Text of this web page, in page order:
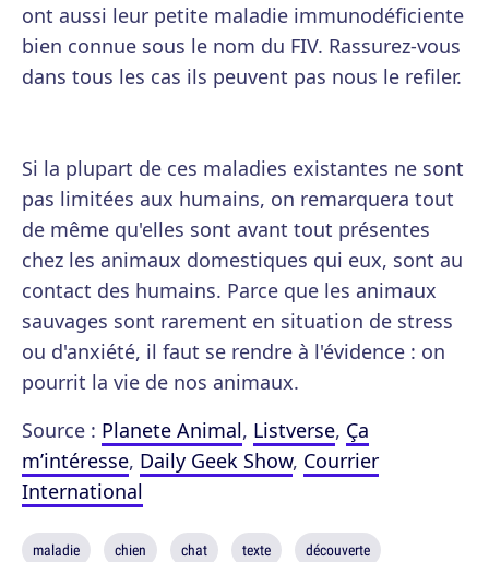
ont aussi leur petite maladie immunodéficiente
bien connue sous le nom du FIV. Rassurez-vous
dans tous les cas ils peuvent pas nous le refiler.
Si la plupart de ces maladies existantes ne sont
pas limitées aux humains, on remarquera tout
de même qu'elles sont avant tout présentes
chez les animaux domestiques qui eux, sont au
contact des humains. Parce que les animaux
sauvages sont rarement en situation de stress
ou d'anxiété, il faut se rendre à l'évidence : on
pourrit la vie de nos animaux.
Source : Planete Animal, Listverse, Ça
m’intéresse, Daily Geek Show, Courrier
International
maladie chien chat texte découverte